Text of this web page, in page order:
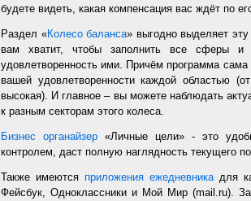
будете видеть, какая компенсация вас ждёт по
Раздел «Колесо баланса» выгодно выделяет
вам хватит, чтобы заполнить все сферы и
удовлетворенность ими. Причём программа
вашей удовлетворенности каждой областью
высокая). И главное – вы можете наблюдать
к разным секторам этого колеса.
Бизнес органайзер «Личные цели» - это
контролем, даст полную наглядность текущего
Также имеются приложения ежедневникадля
Фейсбук, Одноклассники и Мой Мир (mail.ru).